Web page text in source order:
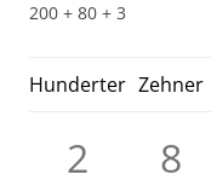
200 + 80 + 3
Hunderter Zehner
2 8